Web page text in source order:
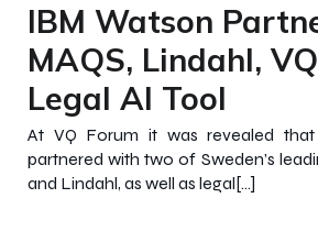
IBM Watson
MAQS, Lindahl,
Legal AI Tool
At VQ Forum it was revealed
partnered with two of Sweden’s
and Lindahl, as well as legal[…]